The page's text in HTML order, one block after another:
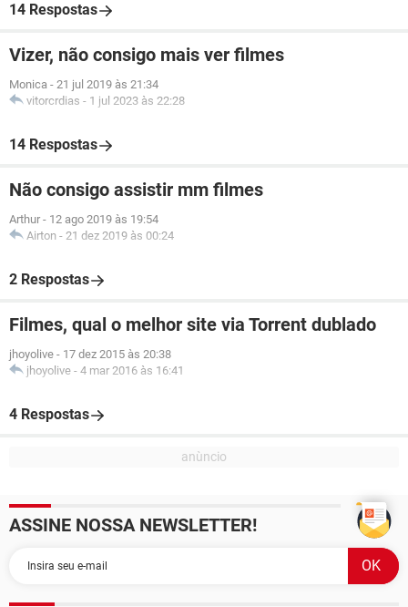
14 Respostas
Vizer, não consigo mais ver filmes
Monica - 21 jul 2019 às 21:34
vitorcrdias - 1 jul 2023 às 22:28
14 Respostas
Não consigo assistir mm filmes
Arthur - 12 ago 2019 às 19:54
Airton - 21 dez 2019 às 00:24
2 Respostas
Filmes, qual o melhor site via Torrent dublado
jhoyolive - 17 dez 2015 às 20:38
jhoyolive - 4 mar 2016 às 16:41
4 Respostas
ASSINE NOSSA NEWSLETTER!